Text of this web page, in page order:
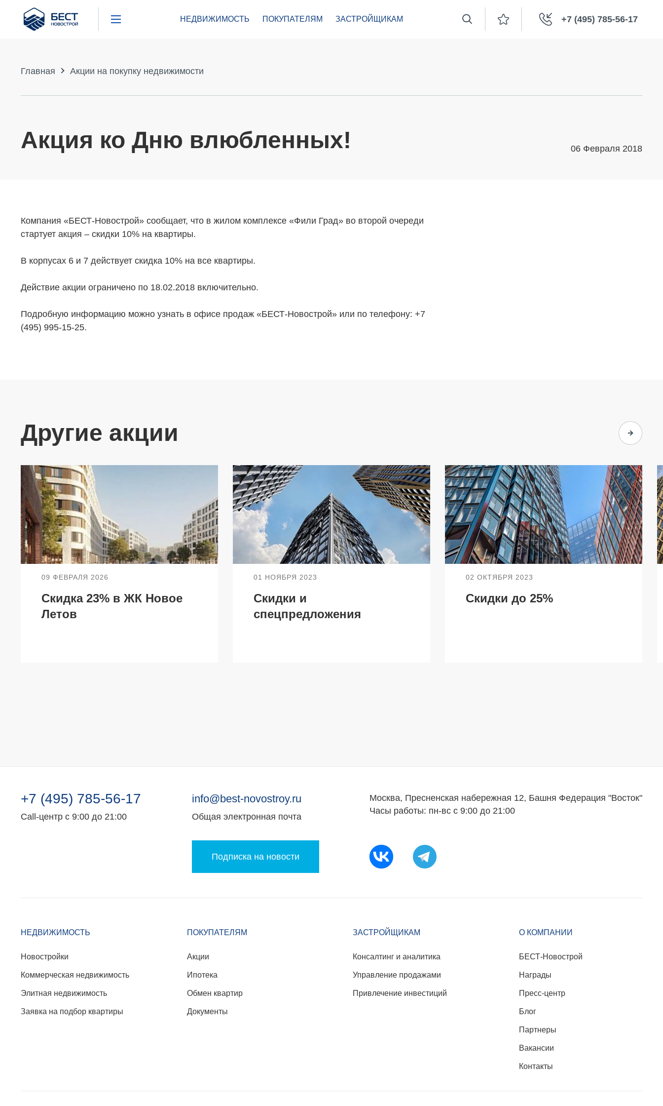
Бест
Новострой
НЕДВИЖИМОСТЬ ПОКУПАТЕЛЯМ ЗАСТРОЙЩИКАМ +7 (495) 785-56-17
НЕДВИЖИМОСТЬ
Новостройки
Коммерческая недвижимость
Элитная недвижимость
Заявка на подбор квартиры
ПОКУПАТЕЛЯМ
Акции
Ипотека
Обмен квартир
ЗАСТРОЙЩИКАМ
Консалтинг и аналитика
Управление продажами
Привлечение инвестиций
О КОМПАНИИ
БЕСТ-Новострой
Награды
Пресс-центр
Блог
Партнеры
Главная Акции на покупку недвижимости
Акция ко Дню влюбленных! 06 Февраля 2018
Компания «БЕСТ-Новострой» сообщает, что в жилом комплексе «Фили Град» во второй очереди
стартует акция – скидки 10% на квартиры.
В корпусах 6 и 7 действует скидка 10% на все квартиры.
Действие акции ограничено по 18.02.2018 включительно.
Подробную информацию можно узнать в офисе продаж «БЕСТ-Новострой» или по телефону: +7
(495) 995-15-25.
Другие акции
09 ФЕВРАЛЯ 2026
Скидка 23% в ЖК Новое
Летов
01 НОЯБРЯ 2023
Скидки и
спецпредложения
02 ОКТЯБРЯ 2023
Скидки до 25%
+7 (495) 785-56-17
Call-центр с 9:00 до 21:00
info@best-novostroy.ru
Общая электронная почта
Подписка на новости
Москва, Пресненская набережная 12, Башня Федерация "Восток"
Часы работы: пн-вс с 9:00 до 21:00
НЕДВИЖИМОСТЬ
Новостройки
Коммерческая недвижимость
Элитная недвижимость
Заявка на подбор квартиры
ПОКУПАТЕЛЯМ
Акции
Ипотека
Обмен квартир
Документы
ЗАСТРОЙЩИКАМ
Консалтинг и аналитика
Управление продажами
Привлечение инвестиций
О КОМПАНИИ
БЕСТ-Новострой
Награды
Пресс-центр
Блог
Партнеры
Вакансии
Контакты